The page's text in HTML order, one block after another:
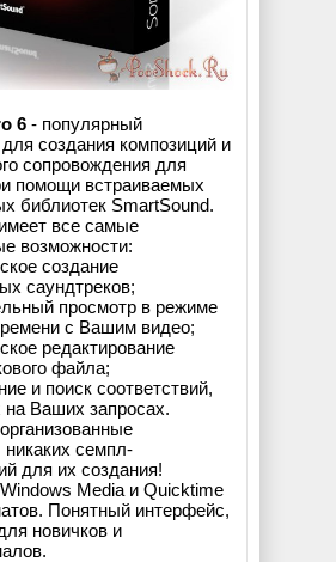
6 - популярный
создания композиций и
сопровождения для
помощи встраиваемых
библиотек SmartSound.
все самые
возможности:
создание
саундтреков;
просмотр в режиме
с Вашим видео;
редактирование
файла;
и поиск соответствий,
на Ваших запросах.
никаких семпл-
для их создания!
Media и Quicktime
Понятный интерфейс,
новичков и